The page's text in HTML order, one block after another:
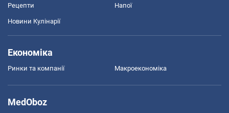
Рецепти Напої
Новини Кулінарії
Економіка
Ринки та компанії Макроекономіка
MedOboz